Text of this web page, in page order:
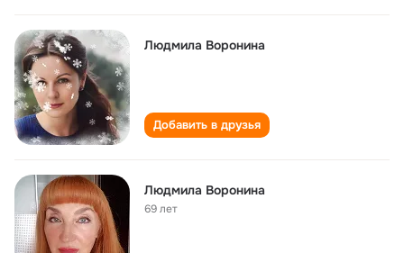
Людмила Воронина
Добавить в друзья
Людмила Воронина
69 лет